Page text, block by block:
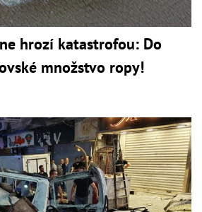
hrozí katastrofou: Do
množstvo ropy!